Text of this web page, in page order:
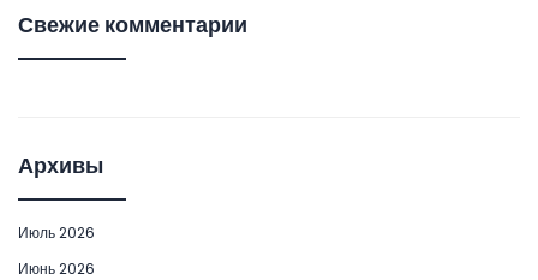
Свежие комментарии
Архивы
Июль 2026
Июнь 2026